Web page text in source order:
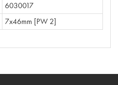
6030017
7x46mm [PW 2]